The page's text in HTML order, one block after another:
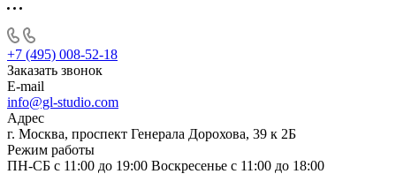
+7 (495) 008-52-18
Заказать звонок
E-mail
info@gl-studio.com
Адрес
г. Москва, проспект Генерала Дорохова, 39 к 2Б
Режим работы
ПН-СБ с 11:00 до 19:00 Воскресенье с 11:00 до 18:00